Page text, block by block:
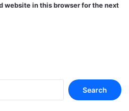
website in this browser for the next
Search
for: